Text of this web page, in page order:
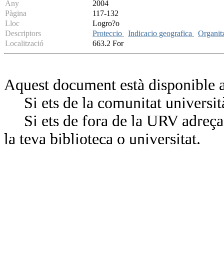
Any
2004
Pàgina
117-132
Lloc
Logro?o
Descriptors
Proteccio Indicacio geografica
Localització
663.2 For
Aquest document està
Si ets de la comunitat
Si ets de fora de la URV
la teva biblioteca o universitat.